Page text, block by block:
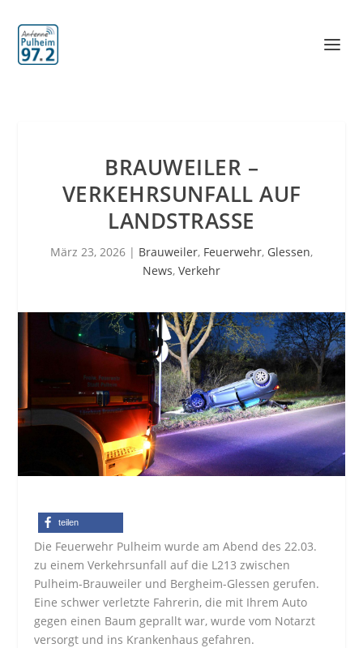
BRAUWEILER –
VERKEHRSUNFALL AUF
LANDSTRASSE
März 23, 2026 | Brauweiler, Feuerwehr, Glessen,
News, Verkehr
teilen
Die Feuerwehr Pulheim wurde am Abend des 22.03.
zu einem Verkehrsunfall auf die L213 zwischen
Pulheim-Brauweiler und Bergheim-Glessen gerufen.
Eine schwer verletzte Fahrerin, die mit Ihrem Auto
gegen einen Baum geprallt war, wurde vom Notarzt
versorgt und ins Krankenhaus gefahren.